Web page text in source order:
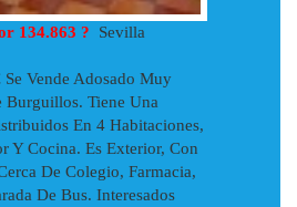
134.863 ? Sevilla
Vende Adosado Muy
Burguillos. Tiene Una
En 4 Habitaciones,
Y Cocina. Es Exterior, Con
De Colegio, Farmacia,
De Bus. Interesados